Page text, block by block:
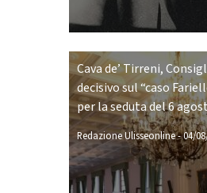
Cava de’ Tirreni,
decisivo sul “caso
per la seduta del 6
Redazione Ulisseonline-04/